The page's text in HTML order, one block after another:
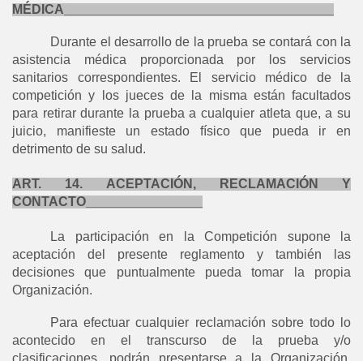
MÉDICA_____________________________________
Durante el desarrollo de la prueba se contará con la
asistencia médica proporcionada por los servicios
sanitarios correspondientes. El servicio médico de la
competición y los jueces de la misma están facultados
para retirar durante la prueba a cualquier atleta que, a su
juicio, manifieste un estado físico que pueda ir en
detrimento de su salud.
ART. 14. ACEPTACIÓN, RECLAMACIÓN Y
CONTACTO________________
La participación en la Competición supone la
aceptación del presente reglamento y también las
decisiones que puntualmente pueda tomar la propia
Organización.
Para efectuar cualquier reclamación sobre todo lo
acontecido en el transcurso de la prueba y/o
clasificaciones, podrán presentarse a la Organización,